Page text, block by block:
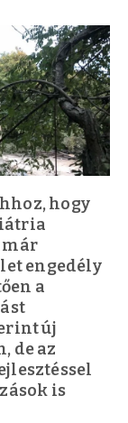
hogy
már
engedély
a
új
de az
is